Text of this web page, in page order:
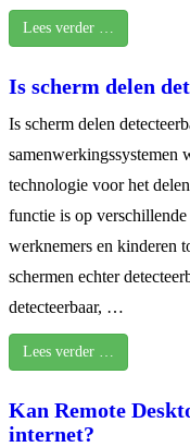
Lees verder …
Is scherm delen
Is scherm delen
samenwerkingssystemen
technologie voor het
functie is op
werknemers en kinderen
schermen echter
detecteerbaar, …
Lees verder …
Kan Remote
internet?